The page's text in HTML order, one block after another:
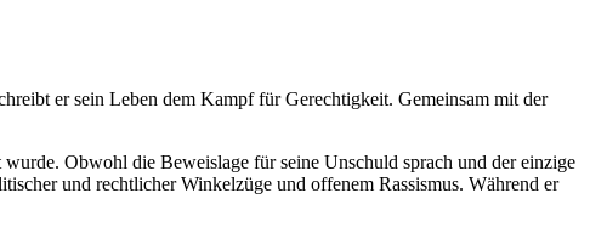
er sein Leben dem Kampf für Gerechtigkeit. Gemeinsam mit der
Obwohl die Beweislage für seine Unschuld sprach und der einzige
und rechtlicher Winkelzüge und offenem Rassismus. Während er